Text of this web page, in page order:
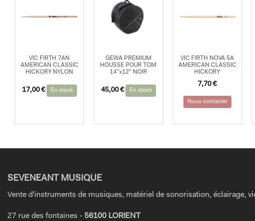
VIC FIRTH 7AN
AMERICAN CLASSIC
HICKORY NYLON
17,00 € En stock
GEWA PREMIUM
HOUSSE POUR TOM
14”x12” NOIR
45,00 € En stock
VIC FIRTH NOVA 5A
AMERICAN CLASSIC
HICKORY
7,70€
Nous contacter
SEVENEANT MUSIQUE
Vente d'instruments de musiques, matériel de sonorisation, éclairage,
27 rue des fontaines - 56100 LORIENT